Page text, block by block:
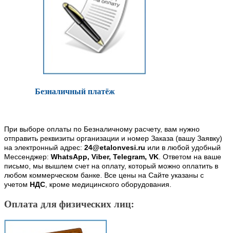
Безналичный платёж
При выборе оплаты по Безналичному расчету, вам нужно
отправить реквизиты организации и номер Заказа (вашу Заявку)
на электронный адрес: 24@etalonvesi.ru или в любой удобный
Мессенджер: WhatsApp, Viber, Telegram, VK. Ответом на ваше
письмо, мы вышлем счет на оплату, который можно оплатить в
любом коммерческом банке. Все цены на Сайте указаны с
учетом НДС, кроме медицинского оборудования.
Оплата для физических лиц: